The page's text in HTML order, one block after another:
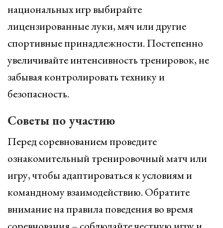
национальных игр выбирайте
лицензированные луки, мяч или другие
спортивные принадлежности. Постепенно
увеличивайте интенсивность тренировок, не
забывая контролировать технику и
безопасность.
Советы по участию
Перед соревнованием проведите
ознакомительный тренировочный матч или
игру, чтобы адаптироваться к условиям и
командному взаимодействию. Обратите
внимание на правила поведения во время